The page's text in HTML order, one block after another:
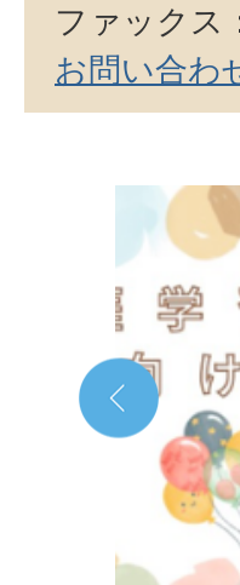
ファック
お問い合わ
枚
目
の
ス
ラ
ド